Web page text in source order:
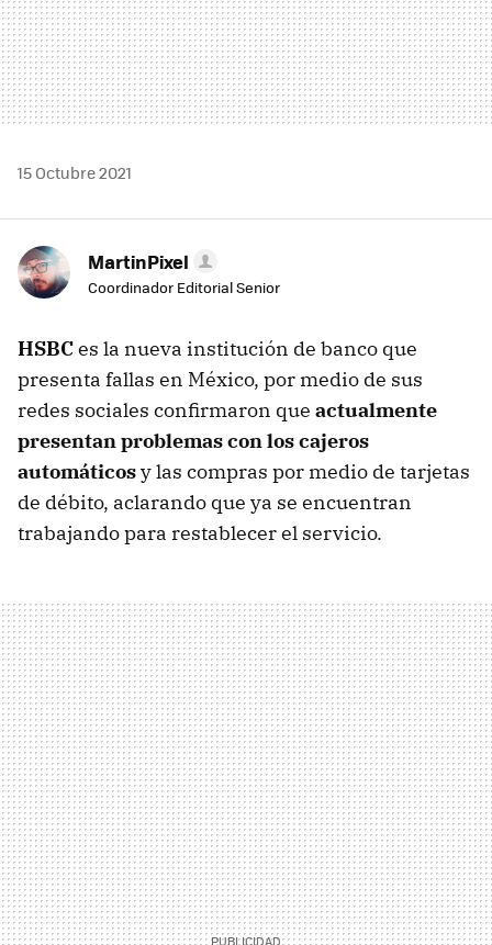
15 Octubre 2021
MartinPixel
Coordinador Editorial Senior
HSBCes la nueva institución de banco que
presenta fallas en México, por medio de sus
redes sociales confirmaron que actualmente
presentan problemas con los cajeros
automáticosy las compras por medio de tarjetas
de débito, aclarando que ya se encuentran
trabajando para restablecer el servicio.